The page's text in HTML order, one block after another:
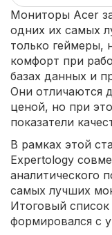
Мониторы Acer
одних их самых
только геймеры,
комфорт при
базах данных и
Они отличаются
ценой, но при
показатели
В рамках этой
Expertology
аналитического
самых лучших
Итоговый
формировался с